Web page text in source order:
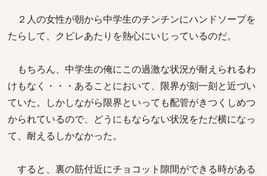
２人の女性が朝から中学生のチンチンにハンドソープを
たらして、クビレあたりを熱心にいじっているのだ。
もちろん、中学生の俺にこの過激な状況が耐えられるわ
けもなく・・・あることにおいて、限界が刻一刻と近づい
ていた。しかしながら限界といっても配管がきつくしめつ
かられているので、どうにもならない状況をただ横になっ
て、耐えるしかなかった。
すると、裏の筋付近にチョコット隙間ができる時がある